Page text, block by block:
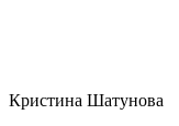
Кристина Шатунова